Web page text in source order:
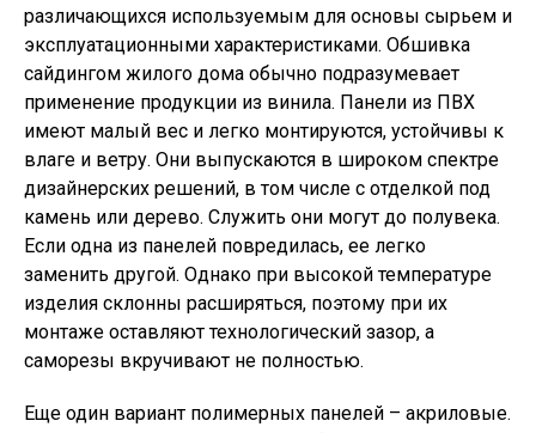
различающихся используемым для основы сырьем и
эксплуатационными характеристиками. Обшивка
сайдингом жилого дома обычно подразумевает
применение продукции из винила. Панели из ПВХ
имеют малый вес и легко монтируются, устойчивы к
влаге и ветру. Они выпускаются в широком спектре
дизайнерских решений, в том числе с отделкой под
камень или дерево. Служить они могут до полувека.
Если одна из панелей повредилась, ее легко
заменить другой. Однако при высокой температуре
изделия склонны расширяться, поэтому при их
монтаже оставляют технологический зазор, а
саморезы вкручивают не полностью.
Еще один вариант полимерных панелей – акриловые.